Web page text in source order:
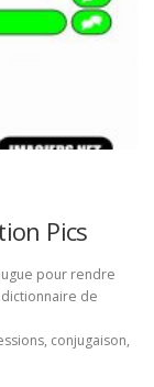
Pics
pour rendre
de
conjugaison,